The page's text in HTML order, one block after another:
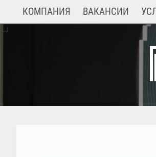
Перейти
основному
ОСНОВНАЯ
НАВИГАЦИЯ
КОМПАНИЯ ВАКАНСИИ